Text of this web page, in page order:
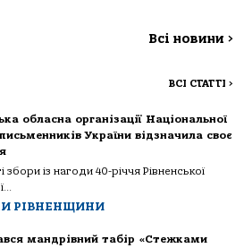
Всі новини >
ВСІ СТАТТІ >
обласна організації Національної
України відзначила своє
збори із нагоди 40-річчя Рівненської
РІВНЕНЩИНИ
мандрівний табір «Стежками